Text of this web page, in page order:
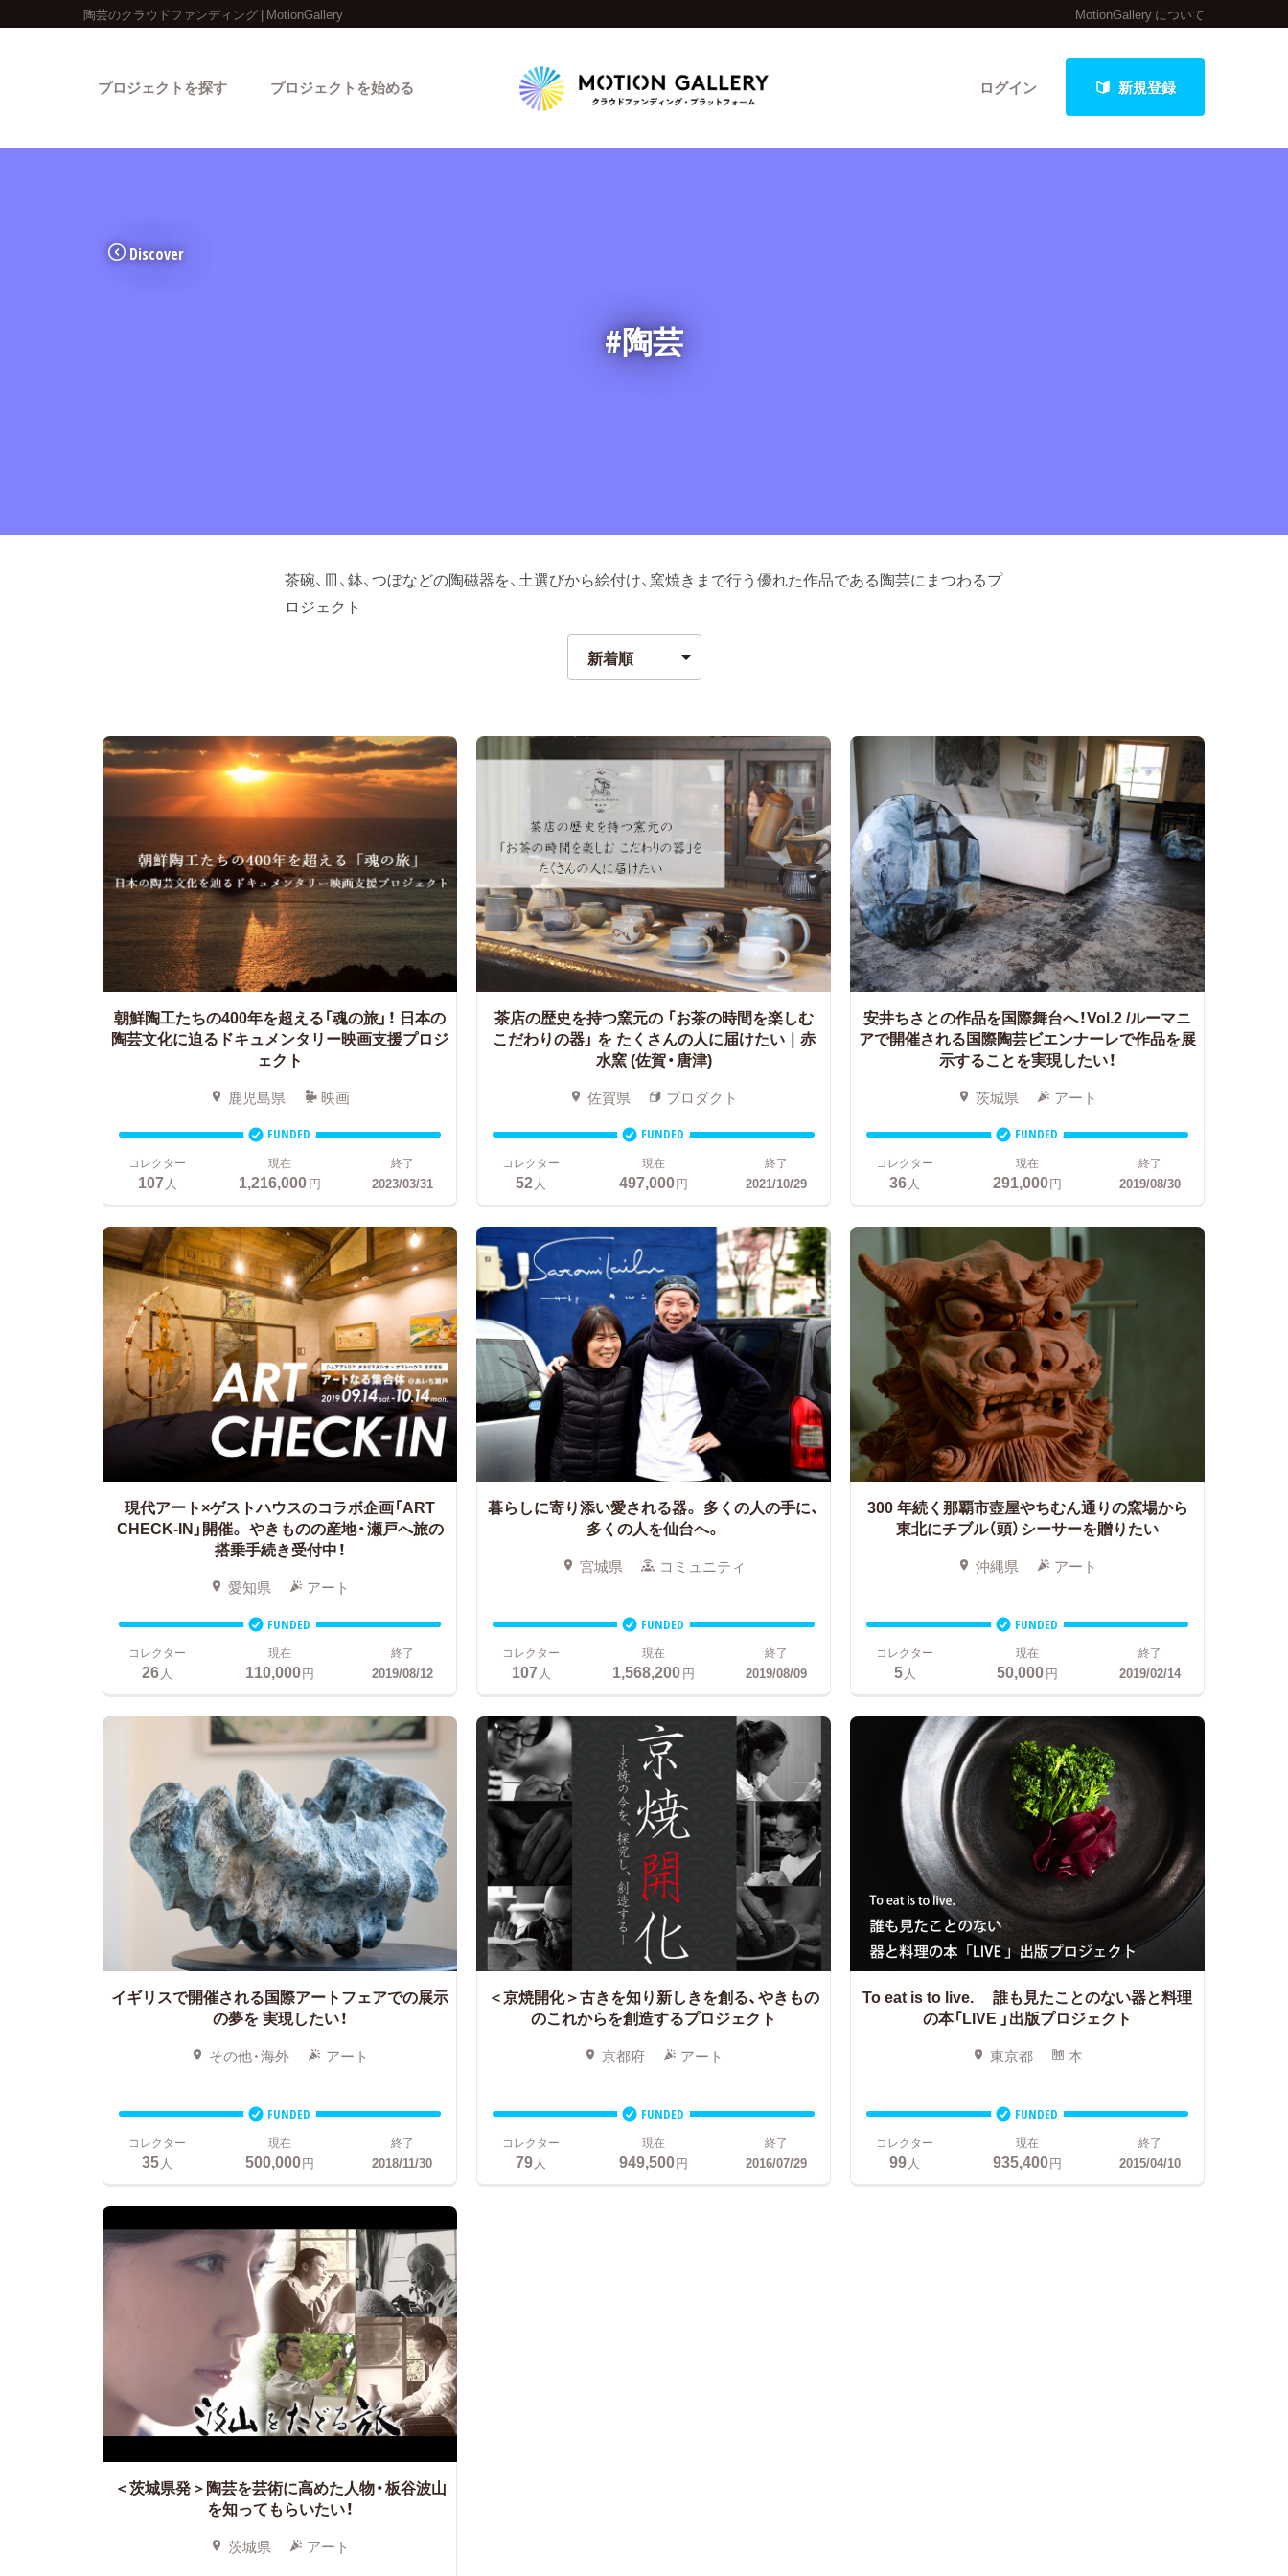
陶芸のクラウドファンディング | MotionGallery MotionGallery について
ログイン 新規登録
プロジェクトを探す
キュレーターから探す
プロジェクトを始める
Discover
#陶芸
茶碗、皿、鉢、つぼなどの陶磁器を、土選びから絵付け、窯焼きまで行う優れた作品である陶芸にまつわるプ
ロジェクト
朝鮮陶工たちの400年を超える「魂の旅」！ 日本の
陶芸文化に迫るドキュメンタリー映画支援プロジ
ェクト
鹿児島県 映画
FUNDED
コレクター
107 人
現在
1,216,000円
終了
2023/03/31
茶店の歴史を持つ窯元の 「お茶の時間を楽しむ
こだわりの器」 をたくさんの人に届けたい｜赤
水窯 (佐賀・唐津)
佐賀県 プロダクト
FUNDED
コレクター
52 人
現在
497,000円
終了
2021/10/29
安井ちさとの作品を国際舞台へ！Vol.2/ルーマニ
アで開催される国際陶芸ビエンナーレで作品を展
示することを実現したい！
茨城県 アート
FUNDED
コレクター
36 人
現在
291,000円
終了
2019/08/30
現代アート×ゲストハウスのコラボ企画「ART
CHECK-IN」開催。 やきものの産地・瀬戸へ旅の
搭乗手続き受付中！
愛知県 アート
FUNDED
コレクター
26人
現在
110,000円
終了
2019/08/12
暮らしに寄り添い愛される器。 多くの人の手に、
多くの人を仙台へ。
宮城県 コミュニティ
FUNDED
コレクター
107人
現在
1,568,200円
終了
2019/08/09
300 年続く那覇市壺屋やちむん通りの窯場から
東北にチブル（頭）シーサーを贈りたい
沖縄県 アート
FUNDED
コレクター
5人
現在
50,000円
終了
2019/02/14
イギリスで開催される国際アートフェアでの展示
の夢を実現したい！
その他・海外 アート
FUNDED
コレクター
35人
現在
500,000円
終了
2018/11/30
＜京焼開化＞古きを知り新しきを創る、やきもの
のこれからを創造するプロジェクト
京都府 アート
FUNDED
コレクター
79人
現在
949,500円
終了
2016/07/29
To eat is to live. 誰も見たことのない器と料理
の本「LIVE 」出版プロジェクト
東京都 本
FUNDED
コレクター
99人
現在
935,400円
終了
2015/04/10
＜茨城県発＞陶芸を芸術に高めた人物・板谷波山
を知ってもらいたい！
茨城県 アート